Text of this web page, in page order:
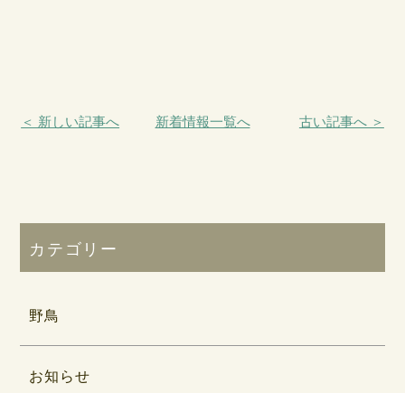
＜ 新しい記事へ 新着情報一覧へ 古い記事へ ＞
カテゴリー
野鳥
お知らせ